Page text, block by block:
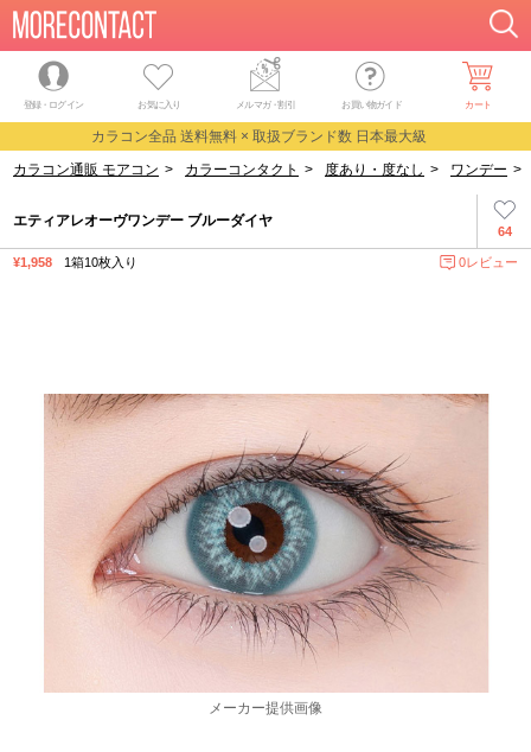
登録・ログイン お気に入り メルマガ・割引 お買い物ガイド カート
カラコン全品 送料無料 × 取扱ブランド数 日本最大級
カラコン通販 モアコン > カラーコンタクト > 度あり・度なし > ワンデー >
64
エティアレオーヴワンデー ブルーダイヤ
¥1,958 1箱10枚入り 0レビュー
メーカー提供画像